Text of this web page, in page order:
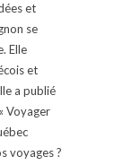
et
se
Elle
et
a publié
Voyager
voyages ?